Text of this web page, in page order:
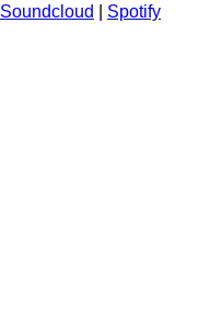
Soundcloud Spotify